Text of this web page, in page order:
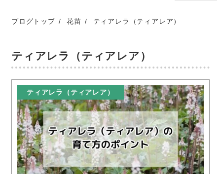
ブログトップ 花苗 ティアレラ（ティアレア）
ティアレラ（ティアレア）
ティアレラ（ティアレア）